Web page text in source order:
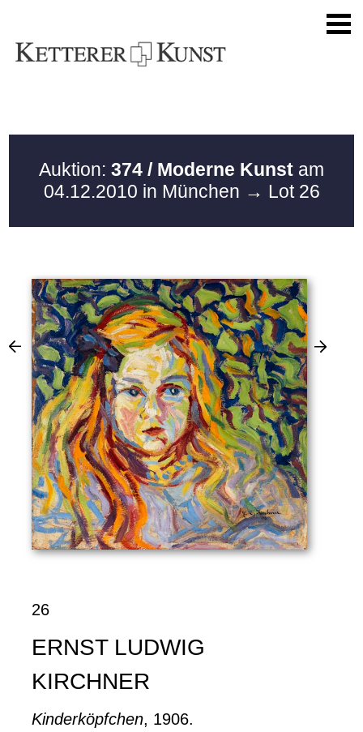
Auktion: 374 / Moderne Kunst am
04.12.2010 in München → Lot 26
26
ERNST LUDWIG
KIRCHNER
Kinderköpfchen, 1906.